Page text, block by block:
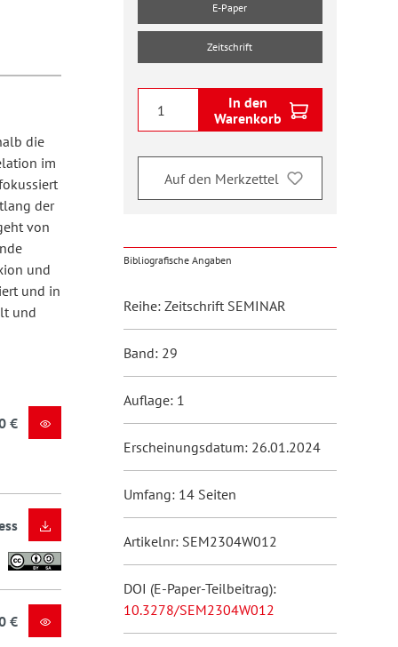
die
im
der
von
und
und in
und
€
€
E-Paper
Zeitschrift
In den
Warenkorb
Auf den Merkzettel
Bibliografische Angaben
Reihe: Zeitschrift SEMINAR
Band: 29
Auflage: 1
Erscheinungsdatum: 26.01.2024
Umfang: 14 Seiten
Artikelnr: SEM2304W012
DOI (E-Paper-Teilbeitrag):
10.3278/SEM2304W012